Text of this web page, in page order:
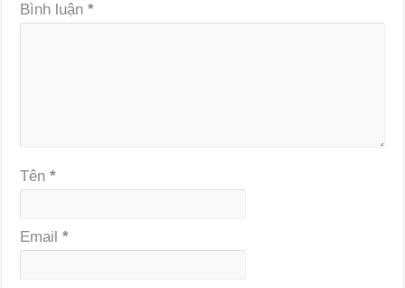
Bình luận*
Tên*
Email*